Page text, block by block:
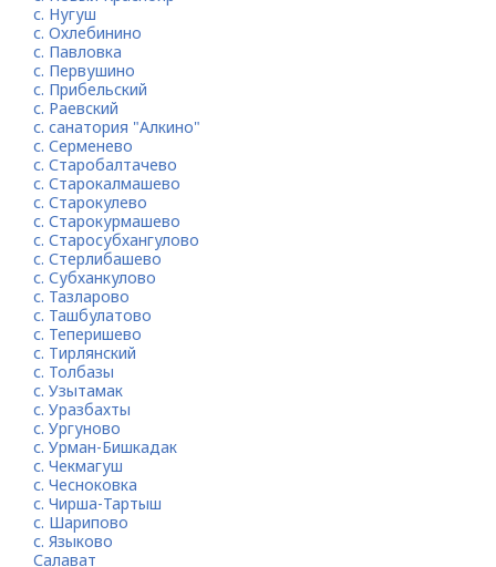
с. Нугуш
с. Охлебинино
с. Павловка
с. Первушино
с. Прибельский
с. Раевский
с. санатория "Алкино"
с. Серменево
с. Старобалтачево
с. Старокалмашево
с. Старокулево
с. Старокурмашево
с. Старосубхангулово
с. Стерлибашево
с. Субханкулово
с. Тазларово
с. Ташбулатово
с. Теперишево
с. Тирлянский
с. Толбазы
с. Узытамак
с. Уразбахты
с. Ургуново
с. Урман-Бишкадак
с. Чекмагуш
с. Чесноковка
с. Чирша-Тартыш
с. Шарипово
с. Языково
Салават